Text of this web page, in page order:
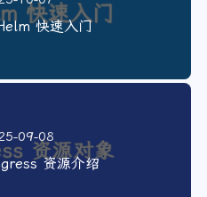
10-07
快速入门
09-08
资源介绍